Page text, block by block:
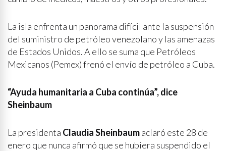
La isla enfrenta un panorama difícil ante la suspensión
del suministro de petróleo venezolano y las amenazas
de Estados Unidos. A ello se suma que Petróleos
Mexicanos (Pemex) frenó el envío de petróleo a Cuba.
“Ayuda humanitaria a Cuba continúa”, dice
Sheinbaum
La presidenta Claudia Sheinbaumaclaró este 28 de
enero que nunca afirmó que se hubiera suspendido el